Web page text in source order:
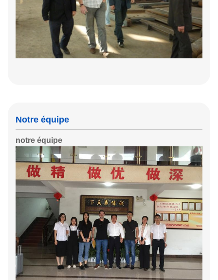
Notre équipe
notre équipe